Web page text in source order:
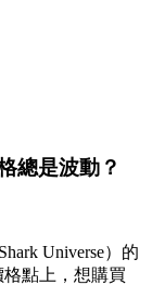
總是波動？
Universe）的
點上，想購買